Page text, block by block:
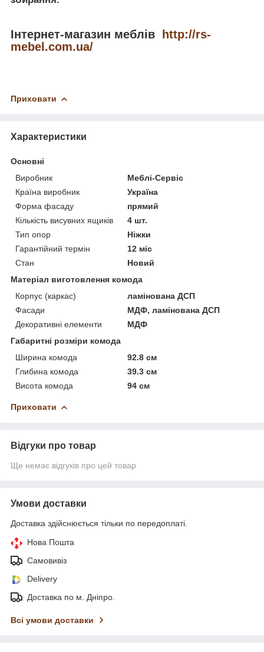
Інтернет-магазин меблів
http://rs-
mebel.com.ua/
Приховати
Характеристики
Основні
Виробник
Меблі-Сервіс
Країна виробник
Україна
Форма фасаду
прямий
Кількість висувних ящиків
4 шт.
Тип опор
Ніжки
Гарантійний термін
12 міс
Стан
Новий
Матеріал виготовлення комода
Корпус (каркас)
ламінована ДСП
Фасади
МДФ, ламінована ДСП
Декоративні елементи
МДФ
Габаритні розміри комода
Ширина комода
92.8 см
Глибина комода
39.3 см
Висота комода
94 см
Приховати
Відгуки про товар
Ще немає відгуків про цей товар
Умови доставки
Доставка здійснюється тільки по передоплаті.
Нова Пошта
Самовивіз
Delivery
Доставка по м. Дніпро.
Всі умови доставки